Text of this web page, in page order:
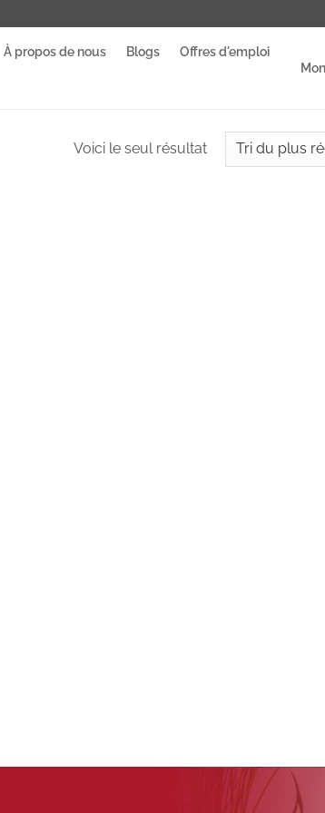
À propos de nous Blogs Offres d'emploi
Voici le seul résultat